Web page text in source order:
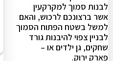
לבנות סמוך למקרקעין
אשר ברצונכם לרכוש, והאם
למשל בשטח הפתוח הסמוך
לבניין צפוי להיבנות גורד
שחקים, גן ילדים או –
פארק ירוק.